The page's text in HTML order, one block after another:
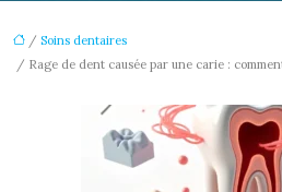
/ Soins dentaires
/ Rage de dent causée par une carie :